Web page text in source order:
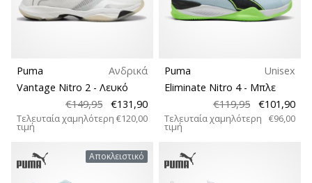
Puma
Ανδρικά
Vantage Nitro 2 - Λευκό
€149,95
€131,90
Τελευταία χαμηλότερη
τιμή
€120,00
Puma
Unisex
Eliminate Nitro 4 - Μπλε
€119,95
€101,90
Τελευταία χαμηλότερη
τιμή
€96,00
Αποκλειστικό